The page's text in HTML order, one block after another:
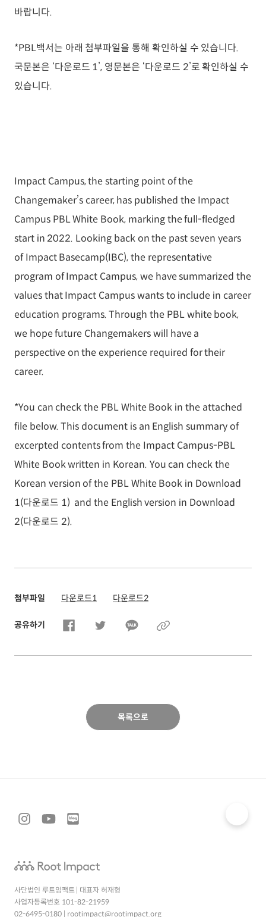
바랍니다.
*PBL백서는 아래 첨부파일을 통해 확인하실 수 있습니다.
국문본은 ‘다운로드 1’, 영문본은 ‘다운로드 2’로 확인하실 수
있습니다.
Impact Campus, the starting point of the
Changemaker’s career, has published the Impact
Campus PBL White Book, marking the full-fledged
start in 2022. Looking back on the past seven years
of Impact Basecamp(IBC), the representative
program of Impact Campus, we have summarized the
values that Impact Campus wants to include in career
education programs. Through the PBL white book,
we hope future Changemakers will have a
perspective on the experience required for their
career.
*You can check the PBL White Book in the attached
file below. This document is an English summary of
excerpted contents from the Impact Campus-PBL
White Book written in Korean. You can check the
Korean version of the PBL White Book in Download
1(다운로드 1) and the English version in Download
2(다운로드 2).
첨부파일 다운로드1 다운로드2
공유하기
목록으로
사단법인 루트임팩트 | 대표자 허재형
사업자등록번호 101-82-21959
02-6495-0180
rootimpact@rootimpact.org